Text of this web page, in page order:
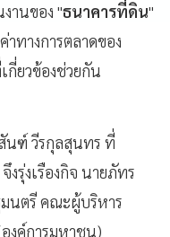
านของ "ธนาคารที่ดิน"
างการตลาดของ
ยวข้องช่วยกัน
นฑ์ วีรกุลสุนทร ที่
รุ่งเรืองกิจ นายภัทร
นตรี คณะผู้บริหาร
งค์การมหาชน)